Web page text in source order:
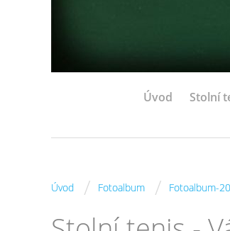
Úvod Stolní
Úvod / Fotoalbum / Fotoalbum-